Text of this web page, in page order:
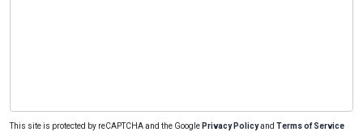
This site is protected by reCAPTCHA and the Google Privacy Policyand Terms of Service